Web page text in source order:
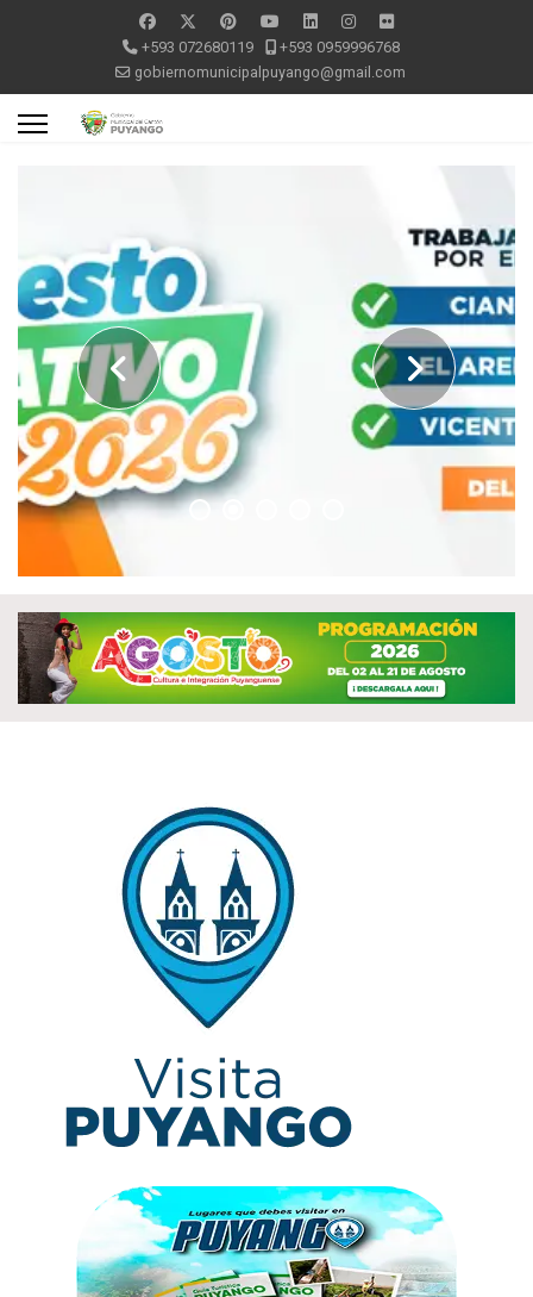
+593 072680119
+593 0959996768
gobiernomunicipalpuyango@gmail.com